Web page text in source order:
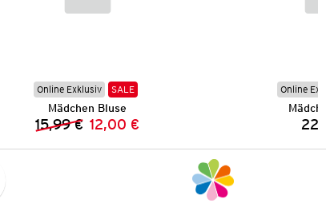
Online Exklusiv SALE
Mädchen Bluse
Vorheriger Preis:
15,99 € Neuer Preis:
12,00 €
Online